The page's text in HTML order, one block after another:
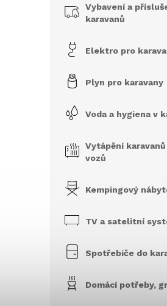
Vybavení a
karavanů
Elektro pro
Plyn pro karavany
Voda a hygiena v
Vytápění
vozů
Kempingový
TV a satelitní
Spotřebiče do
Domácí potřeby,